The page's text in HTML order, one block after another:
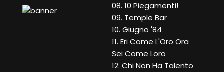
08. 10 Piegamenti!
09. Temple Bar
10. Giugno '84
11. Eri Come L'Oro Ora
Sei Come Loro
12. Chi Non Ha Talento